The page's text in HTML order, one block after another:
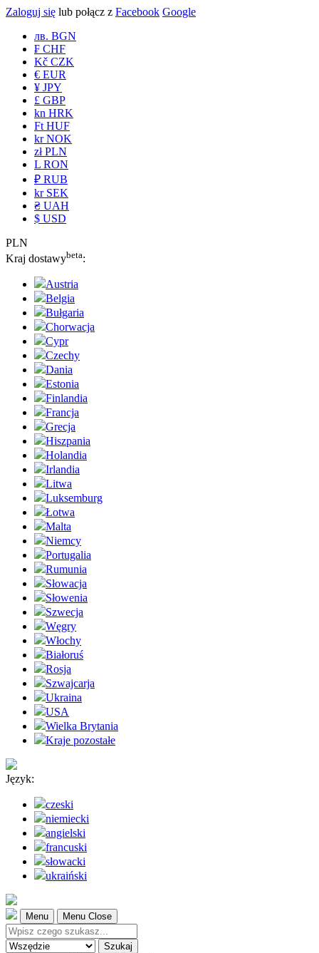
Zaloguj się lub połącz z Facebook Google
лв. BGN
₣ CHF
Kč CZK
€ EUR
¥ JPY
£ GBP
kn HRK
Ft HUF
kr NOK
zł PLN
L RON
₽ RUB
kr SEK
₴ UAH
$ USD
PLN
Kraj dostawybeta:
Austria
Belgia
Bułgaria
Chorwacja
Cypr
Czechy
Dania
Estonia
Finlandia
Francja
Grecja
Hiszpania
Holandia
Irlandia
Litwa
Luksemburg
Łotwa
Malta
Niemcy
Portugalia
Rumunia
Słowacja
Słowenia
Szwecja
Węgry
Włochy
Białoruś
Rosja
Szwajcarja
Ukraina
USA
Wielka Brytania
Kraje pozostałe
Język:
czeski
niemiecki
angielski
francuski
słowacki
ukraiński
Menu Menu Close
Szukaj